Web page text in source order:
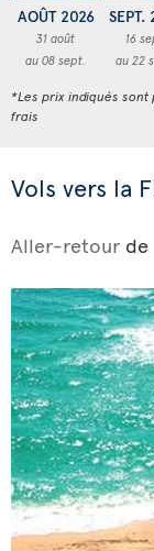
AOÛT 2026
31 août
au 08 sept.
SEPT.
16
au 22
*Les prix indiqués
frais
Vols vers la
Aller-retour de